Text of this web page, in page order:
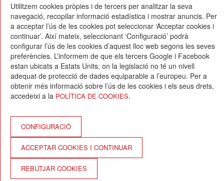
11/04/2019
Escola Betània-Patmos
C. Montevideo, 13
08034 Barcelona
Arquitectura i disseny:
www.pixtin.es
Programació:
Utilitzem cookies pròpies i de tercers per analitzar la seva
navegació, recopilar informació estadística i mostrar anuncis. Per
a acceptar l’ús de les cookies pot seleccionar ‘Acceptar cookies i
continuar’. Així mateix, seleccionant ‘Configuració’ podrà
configurar l’ús de les cookies d’aquest lloc web segons les seves
preferències. L’informem de que els tercers Google i Facebook
estan ubicats a Estats Units, on la legislació no té un nivell
adequat de protecció de dades equiparable a l’europeu. Per a
obtenir més informació sobre l’ús de les cookies i els seus drets,
accedeixi a la POLÍTICA DE COOKIES.
CONFIGURACIÓ
ACCEPTAR COOKIES I CONTINUAR
REBUTJAR COOKIES